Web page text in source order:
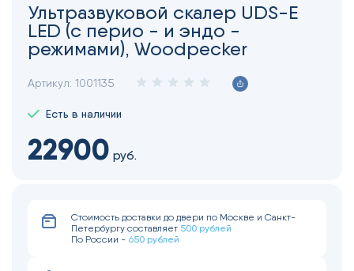
Ультразвуковой скалер UDS-E
LED (с перио - и эндо -
режимами), Woodpecker
Артикул: 1001135
22900 руб.
Есть в наличии
Стоимость доставки до двери по Москве и Санкт-
Петербургу составляет 500 рублей
По России - 650 рублей